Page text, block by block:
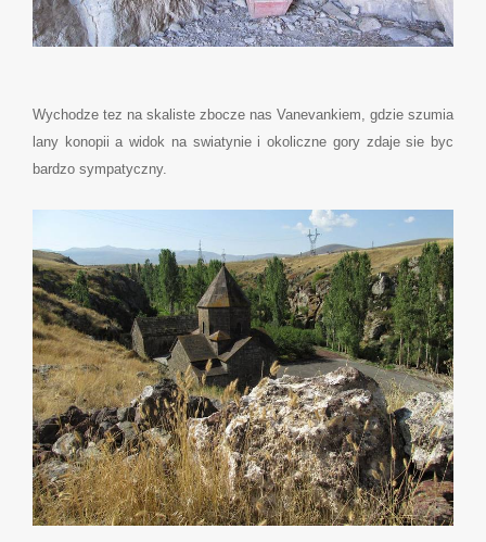
Wychodze tez na skaliste zbocze nas Vanevankiem, gdzie szumia
lany konopii a widok na swiatynie i okoliczne gory zdaje sie byc
bardzo sympatyczny.